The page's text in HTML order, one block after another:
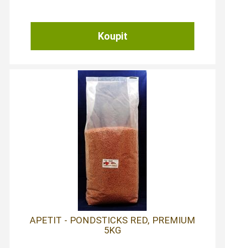
APETIT - PONDSTICKS RED, PREMIUM
5KG